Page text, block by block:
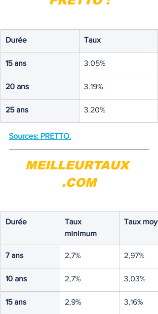
Durée Taux
15 ans 3.05%
20 ans 3.19%
25 ans 3.20%
Sources: PRETTO.
MEILLEURTAUX
.COM
Durée
Taux
minimum
Taux
7 ans 2,7% 2,97%
10 ans 2,7% 3,03%
15 ans 2,9% 3,16%